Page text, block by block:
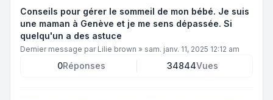
Conseils pour gérer le sommeil de mon bébé. Je suis
une maman à Genève et je me sens dépassée. Si
quelqu'un a des astuce
Dernier message par Lilie brown » sam. janv. 11, 2025 12:12 am
0Réponses 34844Vues